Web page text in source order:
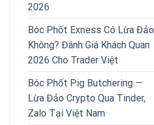
2026
Bóc Phốt Exness Có Lừa Đảo
Không? Đánh Giá Khách Quan
2026 Cho Trader Việt
Bóc Phốt Pig Butchering —
Lừa Đảo Crypto Qua Tinder,
Zalo Tại Việt Nam